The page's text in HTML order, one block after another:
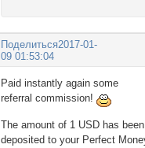
Поделиться2017-01-
09 01:53:04
Paid instantly again some
referral commission!
The amount of 1 USD has been
deposited to your Perfect